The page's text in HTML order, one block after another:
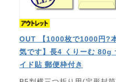
OUT 【1000枚で1000円?
気です】長4 くりーむ 80g
イド貼 郵便枠付き